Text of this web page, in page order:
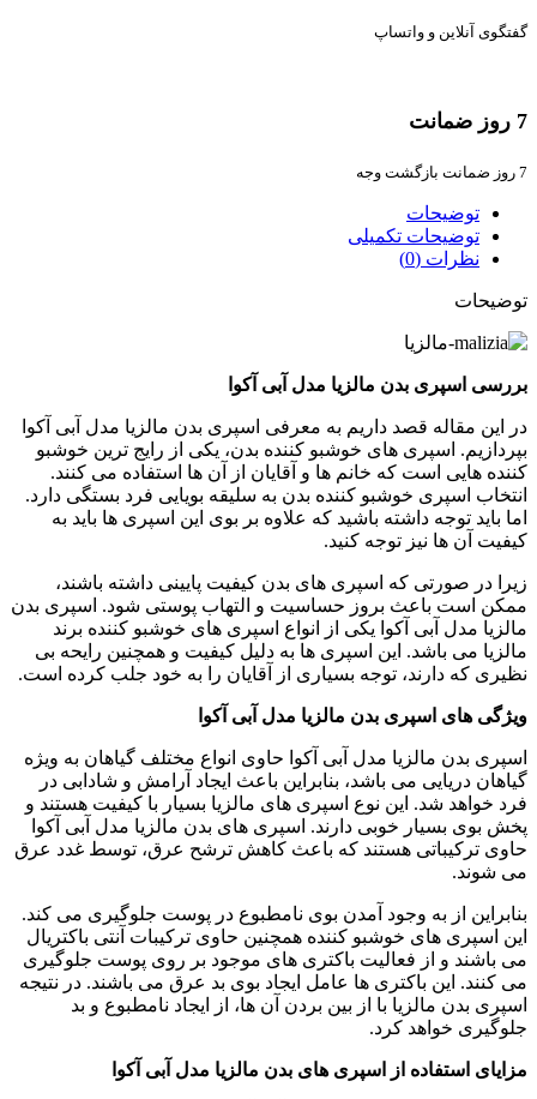
گفتگوی آنلاین و واتساپ
7 روز ضمانت
7 روز ضمانت بازگشت وجه
توضیحات
توضیحات تکمیلی
نظرات (0)
توضیحات
بررسی اسپری بدن مالزیا مدل آبی آکوا
در این مقاله قصد داریم به معرفی اسپری بدن مالزیا مدل آبی آکوا
بپردازیم. اسپری های خوشبو کننده بدن، یکی از رایج ترین خوشبو
کننده هایی است که خانم ها و آقایان از آن ها استفاده می کنند.
انتخاب اسپری خوشبو کننده بدن به سلیقه بویایی فرد بستگی دارد.
اما باید توجه داشته باشید که علاوه بر بوی این اسپری ها باید به
کیفیت آن ها نیز توجه کنید.
زیرا در صورتی که اسپری های بدن کیفیت پایینی داشته باشند،
ممکن است باعث بروز حساسیت و التهاب پوستی شود. اسپری بدن
مالزیا مدل آبی آکوا یکی از انواع اسپری های خوشبو کننده برند
مالزیا می باشد. این اسپری ها به دلیل کیفیت و همچنین رایحه بی
نظیری که دارند، توجه بسیاری از آقایان را به خود جلب کرده است.
ویژگی های اسپری بدن مالزیا مدل آبی آکوا
اسپری بدن مالزیا مدل آبی آکوا حاوی انواع مختلف گیاهان به ویژه
گیاهان دریایی می باشد، بنابراین باعث ایجاد آرامش و شادابی در
فرد خواهد شد. این نوع اسپری های مالزیا بسیار با کیفیت هستند و
پخش بوی بسیار خوبی دارند. اسپری های بدن مالزیا مدل آبی آکوا
حاوی ترکیباتی هستند که باعث کاهش ترشح عرق، توسط غدد عرق
می شوند.
بنابراین از به وجود آمدن بوی نامطبوع در پوست جلوگیری می کند.
این اسپری های خوشبو کننده همچنین حاوی ترکیبات آنتی باکتریال
می باشند و از فعالیت باکتری های موجود بر روی پوست جلوگیری
می کنند. این باکتری ها عامل ایجاد بوی بد عرق می باشند. در نتیجه
اسپری بدن مالزیا با از بین بردن آن ها، از ایجاد نامطبوع و بد
جلوگیری خواهد کرد.
مزایای استفاده از اسپری های بدن مالزیا مدل آبی آکوا